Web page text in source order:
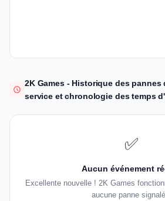
2K Games - Historique des pannes
service et chronologie des temps
✅
Aucun événement
Excellente nouvelle ! 2K Games
aucune panne